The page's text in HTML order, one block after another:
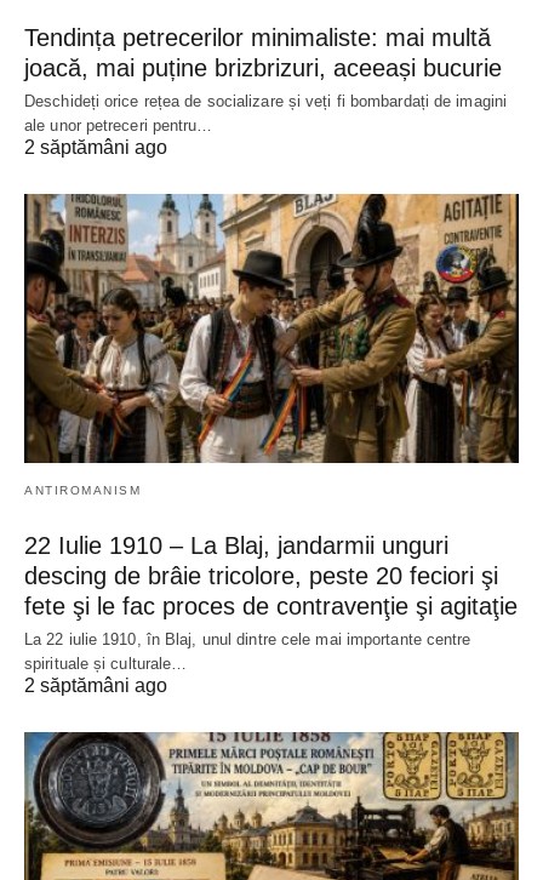
Tendința petrecerilor minimaliste: mai multă
joacă, mai puține brizbrizuri, aceeași bucurie
Deschideți orice rețea de socializare și veți fi bombardați de imagini
ale unor petreceri pentru…
2 săptămâni ago
ANTIROMANISM
22 Iulie 1910 – La Blaj, jandarmii unguri
descing de brâie tricolore, peste 20 feciori şi
fete şi le fac proces de contravenţie şi agitaţie
La 22 iulie 1910, în Blaj, unul dintre cele mai importante centre
spirituale și culturale…
2 săptămâni ago